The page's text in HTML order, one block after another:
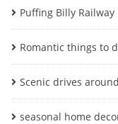
Puffing Billy Railway
Romantic things to
Scenic drives
seasonal home